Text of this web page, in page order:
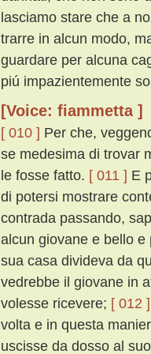
lasciamo stare che a
trarre in alcun modo,
guardare per alcuna
piú impazientemente
[Voice: fiammetta ]
[ 010 ] Per che,
se medesima di trovar
le fosse fatto. [ 011 ] E
di potersi mostrare
contrada passando,
alcun giovane e bello
sua casa divideva da
vedrebbe il giovane in
volesse ricevere; [ 012 ]
volta e in questa
uscisse da dosso al